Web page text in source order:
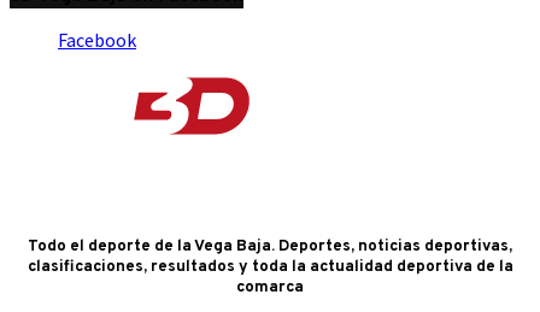
Facebook
Todo el deporte de la Vega Baja. Deportes, noticias deportivas,
clasificaciones, resultados y toda la actualidad deportiva de la
comarca